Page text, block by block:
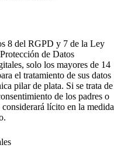
8 del RGPD y 7 de la Ley
de Datos
solo los mayores de 14
el tratamiento de sus datos
pilar de plata. Si se trata de
de los padres o
lícito en la medida